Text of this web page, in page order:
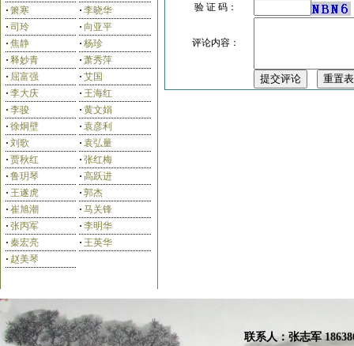
刘艳会
杨合法 孙永茂
白立献
· 箫寒 · 李晓华
· 司玲 · 向亚平
· 焦静 · 杨珍
· 释妙青 · 萧秀萍
· 屈富强 · 艾国
· 李大庆 · 王海红
· 李骏 · 黄文娟
· 徐炯壁 · 袁彦利
· 刘歌 · 袁弘量
· 贾秋红 · 张红梅
· 鲁玥琴 · 高跃进
· 王遂虎 · 郭杰
· 崔旭潮 · 马关锋
· 张丙军 · 李明华
· 秦宏亮 · 王英华
· 赵美琴
验 证 码：
评论内容：
联系人：张志军